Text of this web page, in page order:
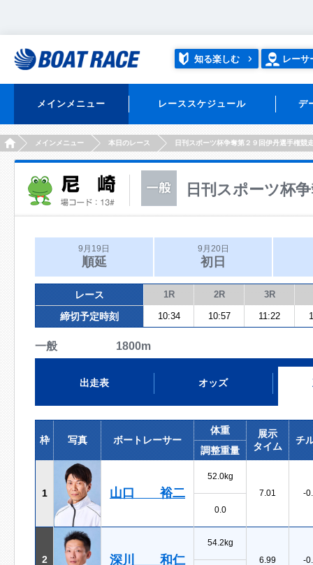
知る楽しむ レーサ
メインメニュー レーススケジュール デ
HOMEメインメニュー 本日のレース 日刊スポーツ杯争奪第２９回伊丹選手権競
日刊スポーツ杯
9月19日
順延
9月20日
初日
レース 1R 2R 3R
締切予定時刻 10:34 10:57 11:22
一般 1800m
出走表 オッズ
枠 写真 ボートレーサー
体重
展示
タイム
チ
調整重量
1 山口 裕二
52.0kg
7.01
-
0.0
2 深川 和仁
54.2kg
6.99
-